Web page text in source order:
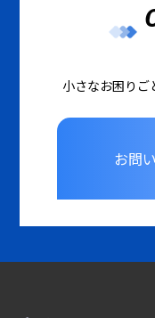
小さなお困りご
お問